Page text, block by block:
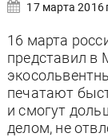
17 марта 2016
16 марта
представил в
печатают
и смогут
делом, не